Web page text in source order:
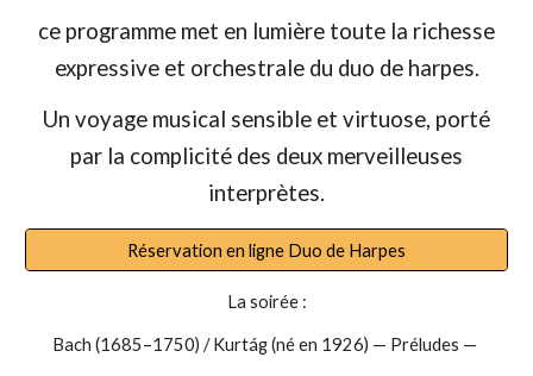
ce programme met en lumière toute la richesse
expressive et orchestrale du duo de harpes.
Un voyage musical sensible et virtuose, porté
par la complicité des deux merveilleuses
interprètes.
Réservation en ligne Duo de Harpes
La soirée :
Bach (1685–1750) / Kurtág (né en 1926) — Préludes —